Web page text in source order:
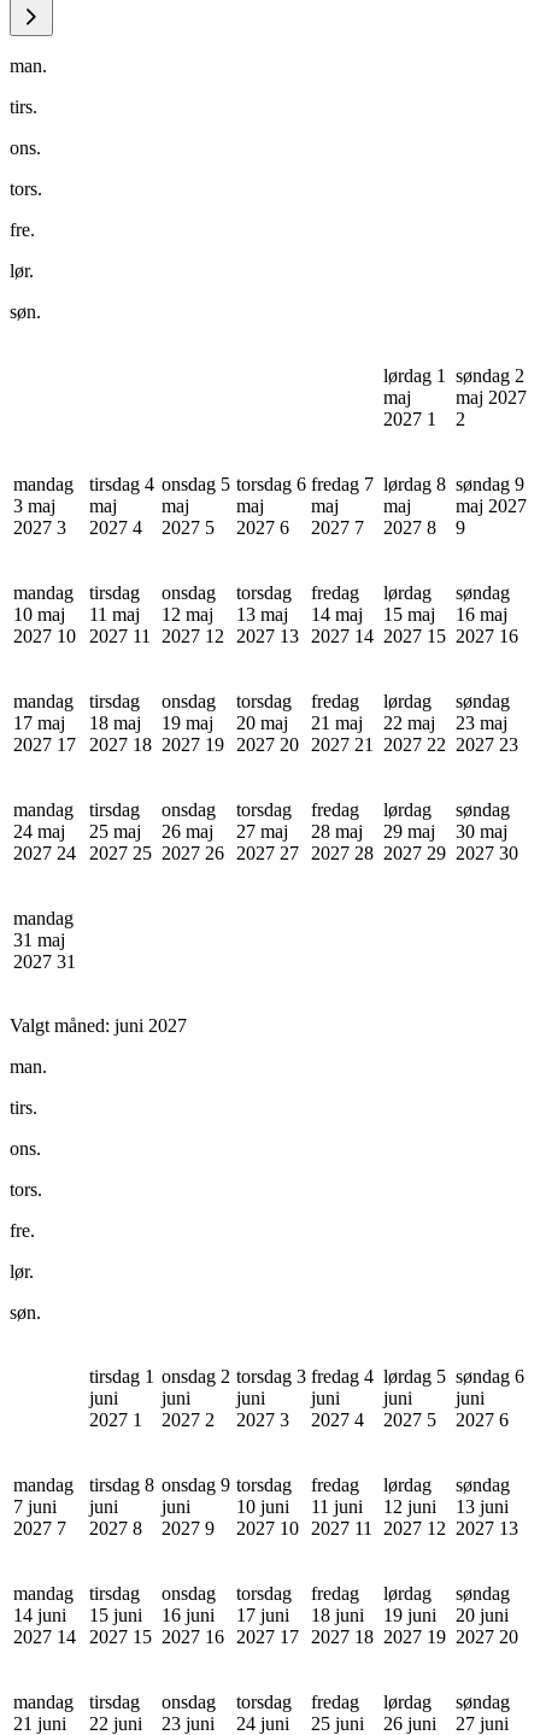
man.
tirs.
ons.
tors.
fre.
lør.
søn.
lørdag 1
maj
2027 1
søndag 2
maj 2027
2
mandag
3 maj
2027 3
tirsdag 4
maj
2027 4
onsdag 5
maj
2027 5
torsdag 6
maj
2027 6
fredag 7
maj
2027 7
lørdag 8
maj
2027 8
søndag 9
maj 2027
9
mandag
10 maj
2027 10
tirsdag
11 maj
2027 11
onsdag
12 maj
2027 12
torsdag
13 maj
2027 13
fredag
14 maj
2027 14
lørdag
15 maj
2027 15
søndag
16 maj
2027 16
mandag
17 maj
2027 17
tirsdag
18 maj
2027 18
onsdag
19 maj
2027 19
torsdag
20 maj
2027 20
fredag
21 maj
2027 21
lørdag
22 maj
2027 22
søndag
23 maj
2027 23
mandag
24 maj
2027 24
tirsdag
25 maj
2027 25
onsdag
26 maj
2027 26
torsdag
27 maj
2027 27
fredag
28 maj
2027 28
lørdag
29 maj
2027 29
søndag
30 maj
2027 30
mandag
31 maj
2027 31
Valgt måned: juni 2027
man.
tirs.
ons.
tors.
fre.
lør.
søn.
tirsdag 1
juni
2027 1
onsdag 2
juni
2027 2
torsdag 3
juni
2027 3
fredag 4
juni
2027 4
lørdag 5
juni
2027 5
søndag 6
juni
2027 6
mandag
7 juni
2027 7
tirsdag 8
juni
2027 8
onsdag 9
juni
2027 9
torsdag
10 juni
2027 10
fredag
11 juni
2027 11
lørdag
12 juni
2027 12
søndag
13 juni
2027 13
mandag
14 juni
2027 14
tirsdag
15 juni
2027 15
onsdag
16 juni
2027 16
torsdag
17 juni
2027 17
fredag
18 juni
2027 18
lørdag
19 juni
2027 19
søndag
20 juni
2027 20
mandag
21 juni
tirsdag
22 juni
onsdag
23 juni
torsdag
24 juni
fredag
25 juni
lørdag
26 juni
søndag
27 juni